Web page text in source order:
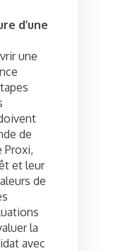
d’une
une
de
Proxi,
et leur
de
la
avec